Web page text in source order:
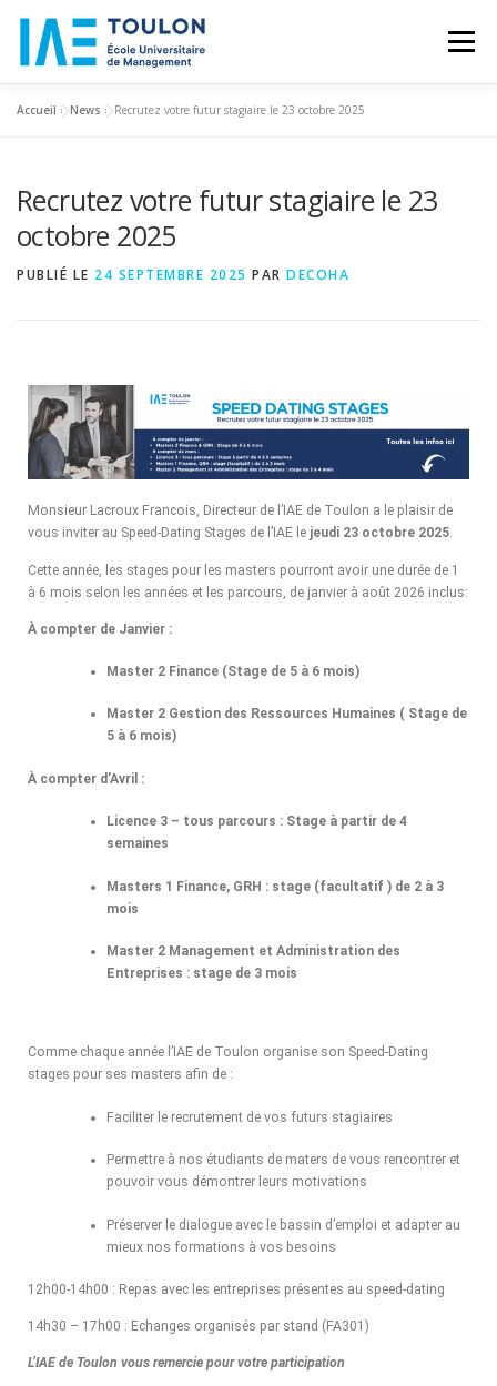
Menu
PARTENARIATS L’INTERNATIONAL NEWS
Accueil »News »Recrutez votre futur stagiaire le 23 octobre 2025
Recrutez votre futur stagiaire le 23
octobre 2025
PUBLIÉ LE 24 SEPTEMBRE 2025 PAR DECOHA
Monsieur Lacroux Francois, Directeur de l’IAE de Toulon a le plaisir de
vous inviter au Speed-Dating Stages de l’IAE le jeudi 23 octobre 2025.
Cette année, les stages pour les masters pourront avoir une durée de 1
à 6 mois selon les années et les parcours, de janvier à août 2026 inclus:
À compter de Janvier :
Master 2 Finance (Stage de 5 à 6 mois)
Master 2 Gestion des Ressources Humaines ( Stage de
5 à 6 mois)
À compter d’Avril :
Licence 3 – tous parcours : Stage à partir de 4
semaines
Masters 1 Finance, GRH : stage (facultatif ) de 2 à 3
mois
Master 2 Management et Administration des
Entreprises : stage de 3 mois
Comme chaque année l’IAE de Toulon organise son Speed-Dating
stages pour ses masters afin de :
Faciliter le recrutement de vos futurs stagiaires
Permettre à nos étudiants de maters de vous rencontrer et
pouvoir vous démontrer leurs motivations
Préserver le dialogue avec le bassin d’emploi et adapter au
mieux nos formations à vos besoins
12h00-14h00 : Repas avec les entreprises présentes au speed-dating
14h30 – 17h00 : Echanges organisés par stand (FA301)
L’IAE de Toulon vous remercie pour votre participation